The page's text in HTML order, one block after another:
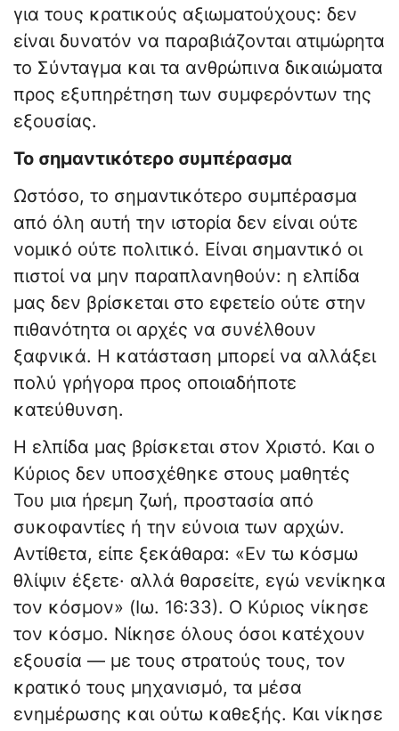
για τους κρατικούς αξιωματούχους: δεν
είναι δυνατόν να παραβιάζονται ατιμώρητα
το Σύνταγμα και τα ανθρώπινα δικαιώματα
προς εξυπηρέτηση των συμφερόντων της
εξουσίας.
Το σημαντικότερο συμπέρασμα
Ωστόσο, το σημαντικότερο συμπέρασμα
από όλη αυτή την ιστορία δεν είναι ούτε
νομικό ούτε πολιτικό. Είναι σημαντικό οι
πιστοί να μην παραπλανηθούν: η ελπίδα
μας δεν βρίσκεται στο εφετείο ούτε στην
πιθανότητα οι αρχές να συνέλθουν
ξαφνικά. Η κατάσταση μπορεί να αλλάξει
πολύ γρήγορα προς οποιαδήποτε
κατεύθυνση.
Η ελπίδα μας βρίσκεται στον Χριστό. Και ο
Κύριος δεν υποσχέθηκε στους μαθητές
Του μια ήρεμη ζωή, προστασία από
συκοφαντίες ή την εύνοια των αρχών.
Αντίθετα, είπε ξεκάθαρα: «Εν τω κόσμω
θλίψιν έξετε· αλλά θαρσείτε, εγώ νενίκηκα
τον κόσμον» (Ιω. 16:33). Ο Κύριος νίκησε
τον κόσμο. Νίκησε όλους όσοι κατέχουν
εξουσία — με τους στρατούς τους, τον
κρατικό τους μηχανισμό, τα μέσα
ενημέρωσης και ούτω καθεξής. Και νίκησε